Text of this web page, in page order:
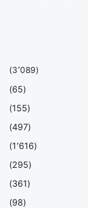
(3٬089)
(65)
(155)
(497)
(1٬616)
(295)
(361)
(98)